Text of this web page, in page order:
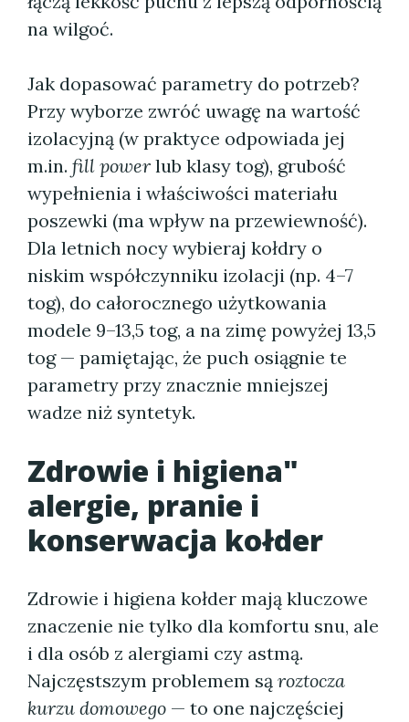
na wilgoć.
Jak dopasować parametry do potrzeb?
Przy wyborze zwróć uwagę na wartość
izolacyjną (w praktyce odpowiada jej
m.in. fill power lub klasy tog), grubość
wypełnienia i właściwości materiału
poszewki (ma wpływ na przewiewność).
Dla letnich nocy wybieraj kołdry o
niskim współczynniku izolacji (np. 4–7
tog), do całorocznego użytkowania
modele 9–13,5 tog, a na zimę powyżej 13,5
tog — pamiętając, że puch osiągnie te
parametry przy znacznie mniejszej
wadze niż syntetyk.
Zdrowie i higiena"
alergie, pranie i
konserwacja kołder
Zdrowie i higiena kołder mają kluczowe
znaczenie nie tylko dla komfortu snu, ale
i dla osób z alergiami czy astmą.
Najczęstszym problemem są roztocza
kurzu domowego — to one najczęściej